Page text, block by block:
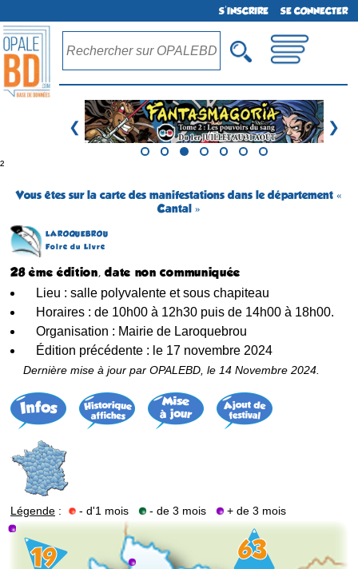
S'INSCRIRE SE CONNECTER
❮ ❯
²
Vous êtes sur la carte des manifestations dans le département «
Cantal »
LAROQUEBROU
Foire du Livre
28 ème édition, date non communiquée
Lieu : salle polyvalente et sous chapiteau
Horaires : de 10h00 à 12h30 puis de 14h00 à 18h00.
Organisation : Mairie de Laroquebrou
Édition précédente : le 17 novembre 2024
Dernière mise à jour par OPALEBD, le 14 Novembre 2024.
Légende : - d'1 mois - de 3 mois + de 3 mois